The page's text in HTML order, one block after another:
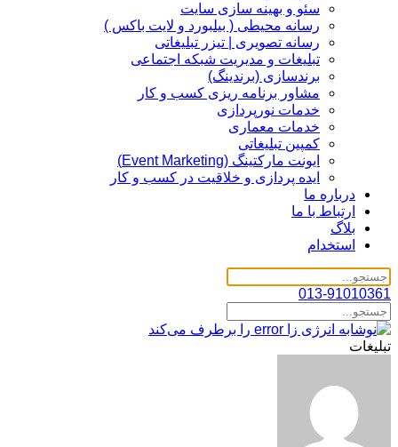
سئو و بهینه سازی سایت
رسانه محیطی ( بیلبورد و لایت باکس )
رسانه تصویری | تیزر تبلیغاتی
تبلیغات و مدیریت شبکه اجتماعی
برندسازی (برندینگ)‌
مشاور برنامه ریزی کسب و کار
خدمات نورپردازی
خدمات معماری
کمپین تبلیغاتی
ایونت مارکتینگ (Event Marketing)
ایده پردازی و خلاقیت در کسب و کار
درباره ما
ارتباط با ما
بلاگ
استخدام
013-91010361
تبلیغات